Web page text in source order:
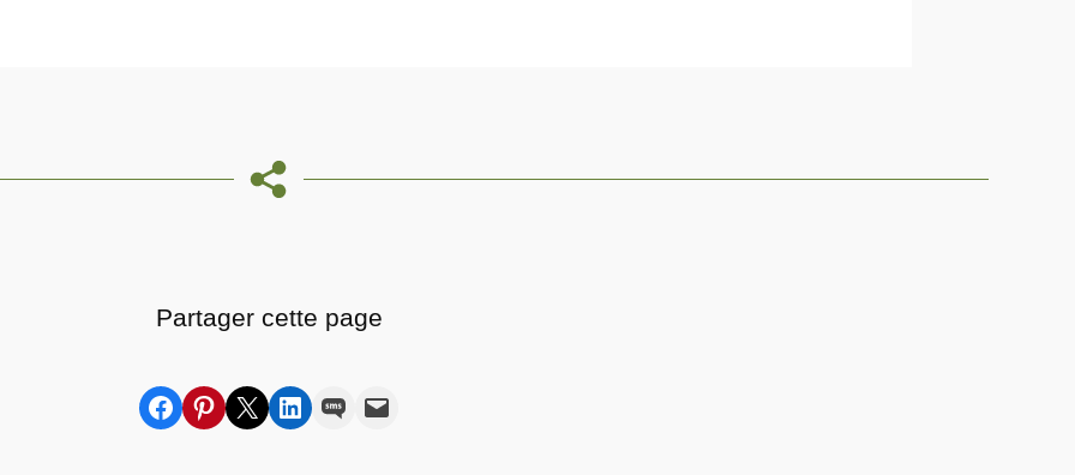
Partager cette page
Partager sur Facebook
sur Pinterest
sur X sur LinkedIn
par SMSpar e-mail